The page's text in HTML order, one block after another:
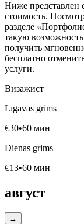
Ниже представлен
стоимость.
разделе
такую
получить
бесплатно
услуги.
Визажист
Līgavas grims
€30•60 мин
Dienas grims
€13•60 мин
август
→